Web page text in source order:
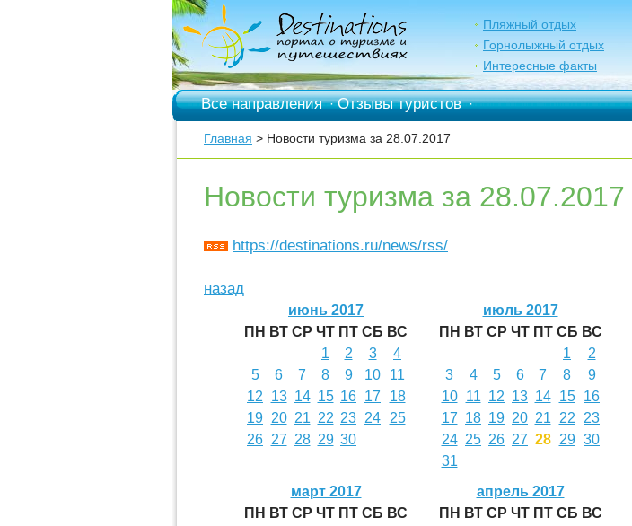
Пляжный отдых
Горнолыжный отдых
Интересные факты
Все направления·Отзывы туристов·
Главная > Новости туризма за 28.07.2017
Новости туризма за 28.07.2017
https://destinations.ru/news/rss/
назад
июнь 2017
ПН ВТ СР ЧТ ПТ СБ ВС
1
2 3
4
5
6 7 8 9 10
11
12
13 14 15 16 17
18
19 20 21 22 23 24
25
26 27 28 29 30
июль 2017
ПН ВТ СР ЧТ ПТ СБ ВС
1
2
3
4 5 6 7 8
9
10
11 12 13 14 15
16
17 18 19 20 21 22
23
24 25 26 27 28 29 30
31
март 2017
ПН ВТ СР ЧТ ПТ СБ ВС
апрель 2017
ПН ВТ СР ЧТ ПТ СБ ВС